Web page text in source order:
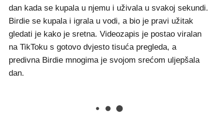
dan kada se kupala u njemu i uživala u svakoj sekundi.
Birdie se kupala i igrala u vodi, a bio je pravi užitak
gledati je kako je sretna. Videozapis je postao viralan
na TikToku s gotovo dvjesto tisuća pregleda, a
predivna Birdie mnogima je svojom srećom uljepšala
dan.